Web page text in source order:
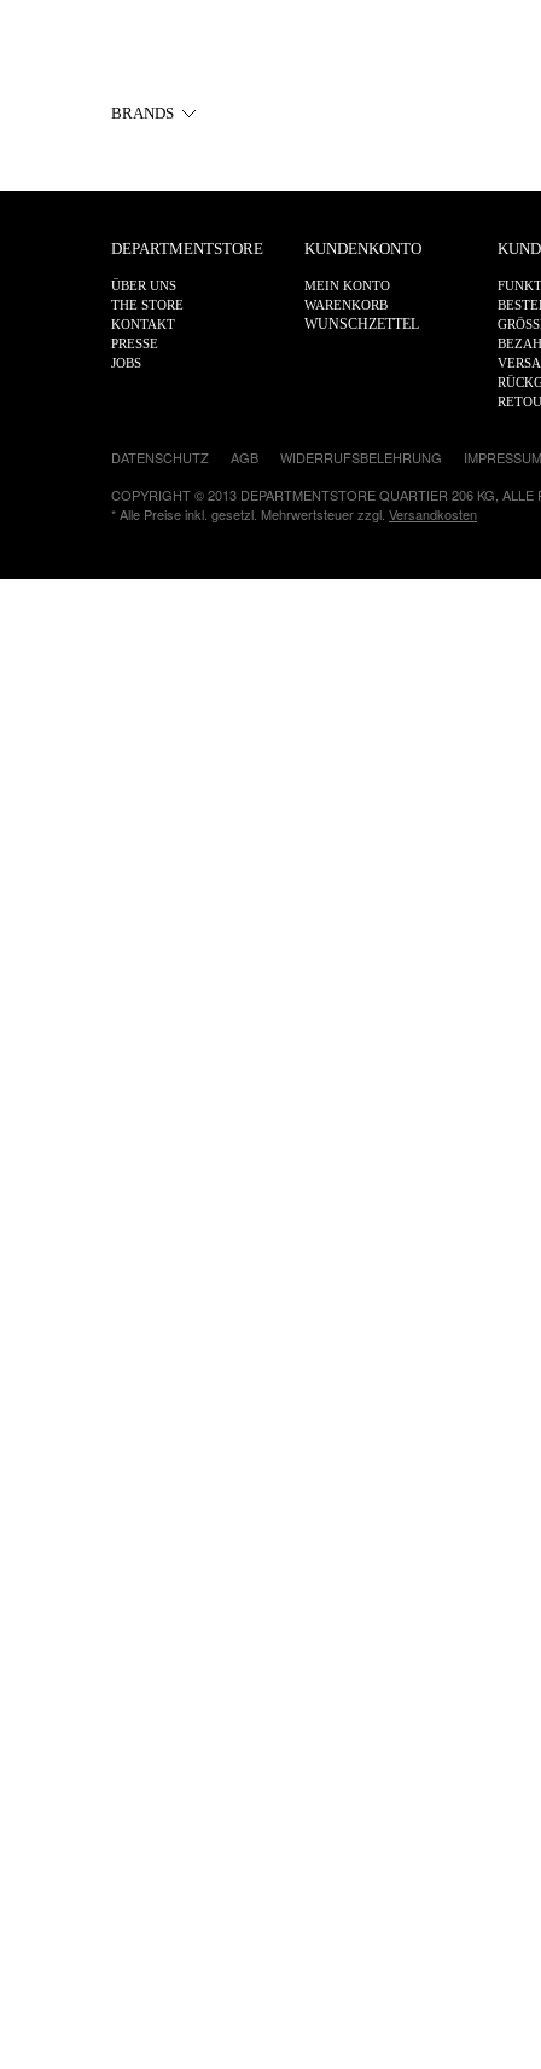
BRANDS
DEPARTMENTSTORE
ÜBER UNS
THE STORE
KONTAKT
PRESSE
JOBS
KUNDENKONTO
MEIN KONTO
WARENKORB
WUNSCHZETTEL
DATENSCHUTZ AGB WIDERRUFSBELEHRUNG
IMPRESSUM
COPYRIGHT © 2013 DEPARTMENTSTORE QUARTIER 206 KG, ALLE
* Alle Preise inkl. gesetzl. Mehrwertsteuer zzgl. Versandkosten